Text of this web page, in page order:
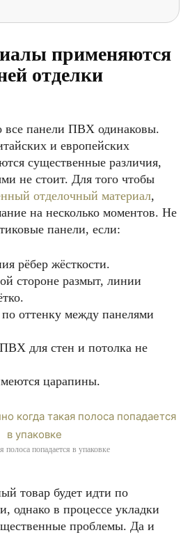
применяются
отделки
все панели ПВХ одинаковы.
и европейских
существенные различия,
не стоит. Для того чтобы
отделочный материал,
на несколько моментов. Не
панели, если:
рёбер жёсткости.
стороне размыт, линии
оттенку между панелями
для стен и потолка не
царапины.
полоса попадается в упаковке
товар будет идти по
однако в процессе укладки
проблемы. Да и